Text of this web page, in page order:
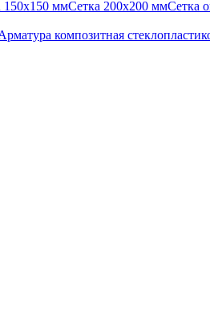
150х150 ммСетка 200х200 ммСетка
композитная